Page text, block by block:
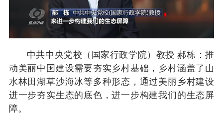
中共中央党校（国家行政学院）教授 郝栋：推
动美丽中国建设需要夯实乡村基础，乡村涵盖了山
水林田湖草沙海冰等多种形态，通过美丽乡村建设
进一步夯实生态的底色，进一步构建我们的生态屏
障。